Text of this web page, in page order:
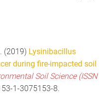
(2019) Lysinibacillus
during fire-impacted soil
Soil Science (ISSN
1-3075153-8.